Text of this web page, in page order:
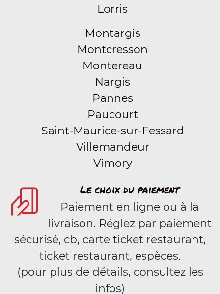
Lorris
Montargis
Montcresson
Montereau
Nargis
Pannes
Paucourt
Saint-Maurice-sur-Fessard
Villemandeur
Vimory
Le choix du paiement
Paiement en ligne ou à la
livraison. Réglez par paiement
sécurisé, cb, carte ticket restaurant,
ticket restaurant, espèces.
(pour plus de détails, consultez les
infos)